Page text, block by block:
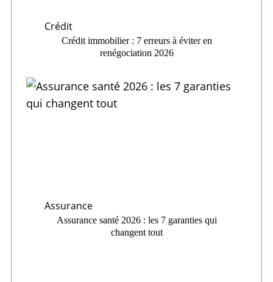
Crédit
Crédit immobilier : 7 erreurs à éviter en
renégociation 2026
Assurance
Assurance santé 2026 : les 7 garanties qui
changent tout